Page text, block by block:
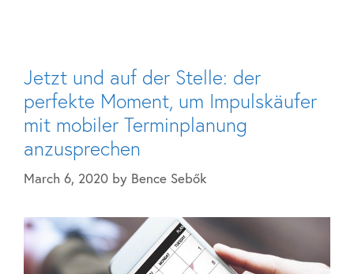
Jetzt und auf der Stelle: der
perfekte Moment, um Impulskäufer
mit mobiler Terminplanung
anzusprechen
March 6, 2020 by Bence Sebők